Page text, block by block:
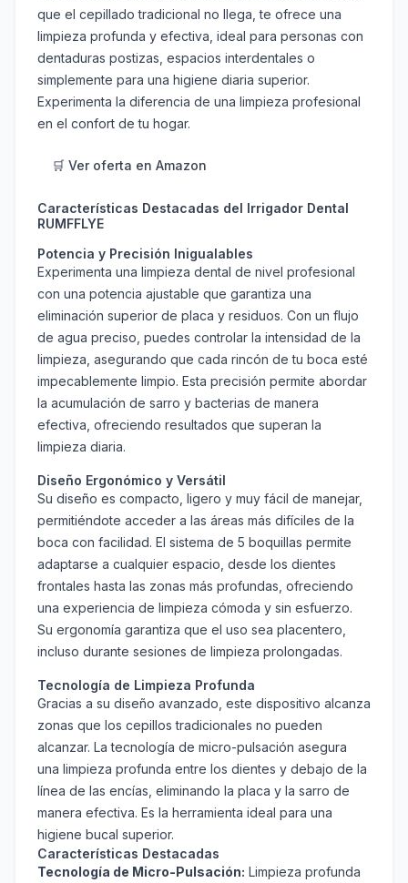
que el cepillado tradicional no llega, te ofrece una
limpieza profunda y efectiva, ideal para personas con
dentaduras postizas, espacios interdentales o
simplemente para una higiene diaria superior.
Experimenta la diferencia de una limpieza profesional
en el confort de tu hogar.
🛒 Ver oferta en Amazon
Características Destacadas del Irrigador Dental
RUMFFLYE
Potencia y Precisión Inigualables
Experimenta una limpieza dental de nivel profesional
con una potencia ajustable que garantiza una
eliminación superior de placa y residuos. Con un flujo
de agua preciso, puedes controlar la intensidad de la
limpieza, asegurando que cada rincón de tu boca esté
impecablemente limpio. Esta precisión permite abordar
la acumulación de sarro y bacterias de manera
efectiva, ofreciendo resultados que superan la
limpieza diaria.
Diseño Ergonómico y Versátil
Su diseño es compacto, ligero y muy fácil de manejar,
permitiéndote acceder a las áreas más difíciles de la
boca con facilidad. El sistema de 5 boquillas permite
adaptarse a cualquier espacio, desde los dientes
frontales hasta las zonas más profundas, ofreciendo
una experiencia de limpieza cómoda y sin esfuerzo.
Su ergonomía garantiza que el uso sea placentero,
incluso durante sesiones de limpieza prolongadas.
Tecnología de Limpieza Profunda
Gracias a su diseño avanzado, este dispositivo alcanza
zonas que los cepillos tradicionales no pueden
alcanzar. La tecnología de micro-pulsación asegura
una limpieza profunda entre los dientes y debajo de la
línea de las encías, eliminando la placa y la sarro de
manera efectiva. Es la herramienta ideal para una
higiene bucal superior.
Características Destacadas
Tecnología de Micro-Pulsación: Limpieza profunda